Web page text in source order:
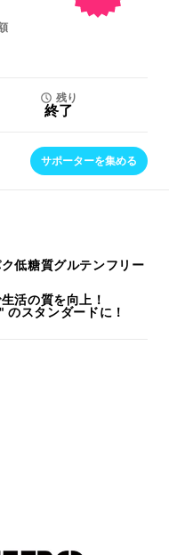
残り
終了
サポーターを集める
低糖質グルテンフリー
活の質を向上！
スタンダードに！